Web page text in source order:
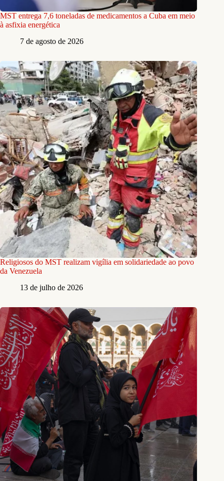
MST entrega 7,6 toneladas de medicamentos a Cuba em meio
à asfixia energética
7 de agosto de 2026
Religiosos do MST realizam vigília em solidariedade ao povo
da Venezuela
13 de julho de 2026